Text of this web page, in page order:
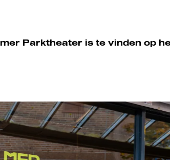
Parktheater is te vinden op